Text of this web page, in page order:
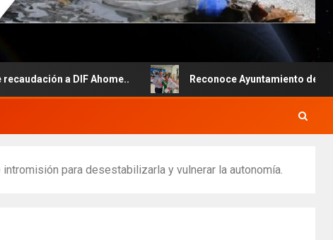
Ahome.. Reconoce Ayuntamiento de Ahome la labor
para desestabilizarla y vulnerar la autonomía.